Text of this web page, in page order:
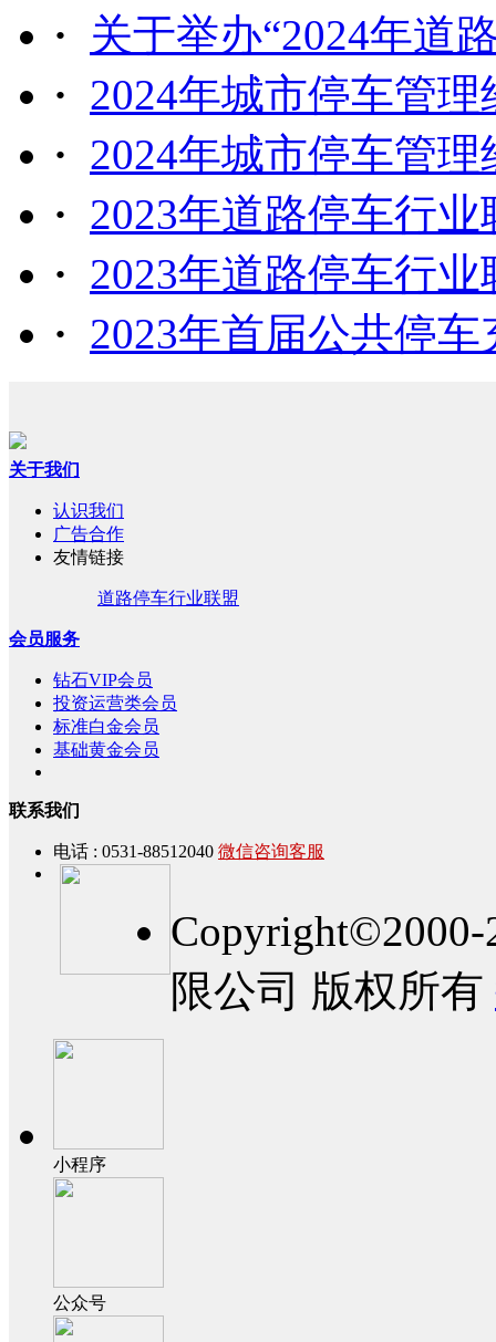
·
关于举办“2024年道
· 2024年城市停车管
· 2024年城市停车管
· 2023年道路停车行
· 2023年道路停车行
· 2023年首届公共停
关于我们
认识我们
广告合作
友情链接
道路停车行业联盟
会员服务
钻石VIP会员
投资运营类会员
标准白金会员
基础黄金会员
联系我们
电话 : 0531-88512040 微信咨询客服
限公司 版权所有
小程序
公众号